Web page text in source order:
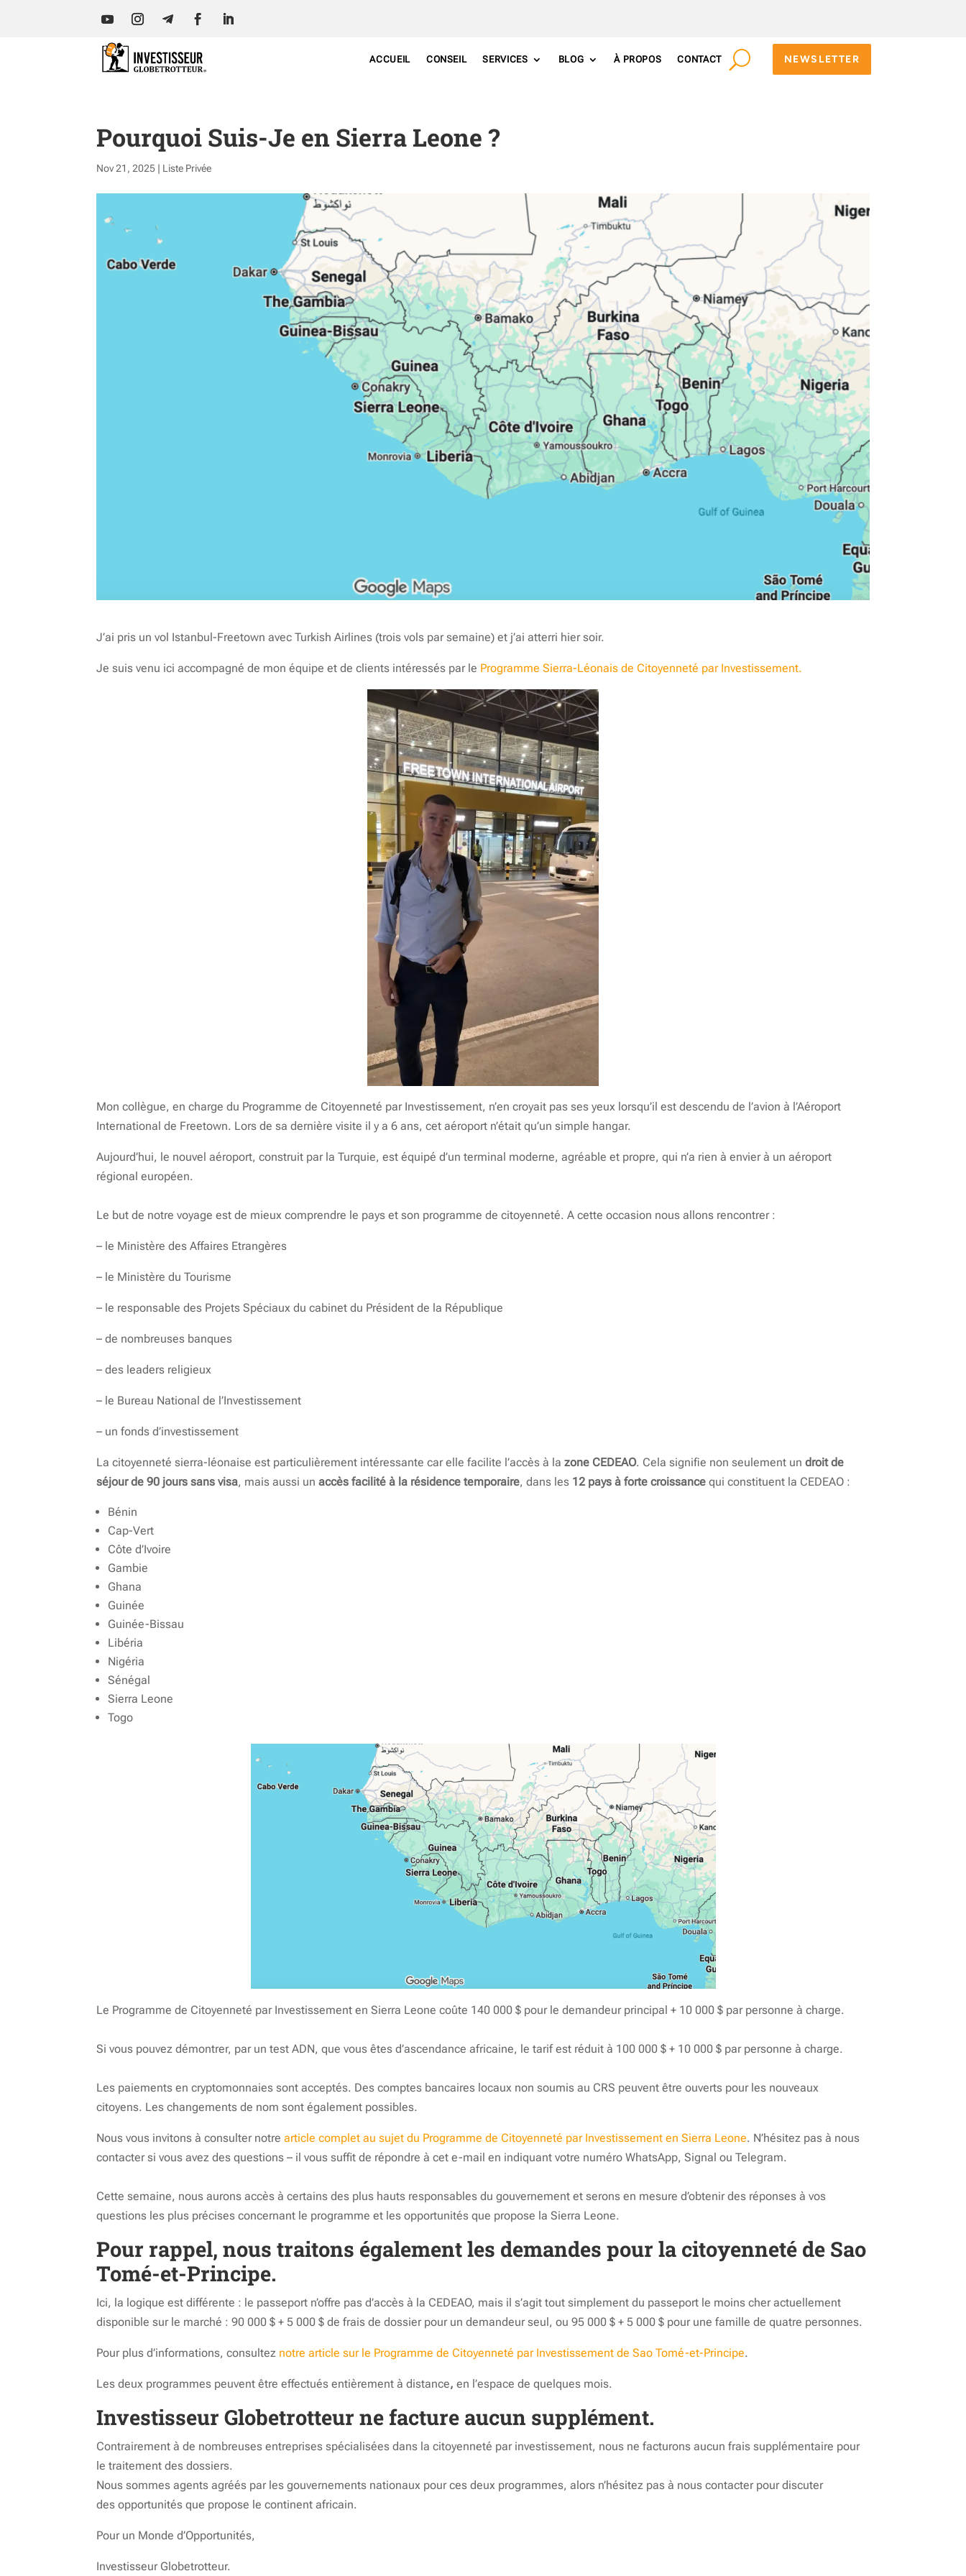
ACCUEIL CONSEIL SERVICES BLOG À PROPOS CONTACT NEWSLETTER
Pourquoi Suis-Je en Sierra Leone ?
Nov 21, 2025 | Liste Privée
J’ai pris un vol Istanbul-Freetown avec Turkish Airlines (trois vols par semaine) et j’ai atterri hier soir.
Je suis venu ici accompagné de mon équipe et de clients intéressés par le Programme Sierra-Léonais de Citoyenneté par Investissement.
Mon collègue, en charge du Programme de Citoyenneté par Investissement, n’en croyait pas ses yeux lorsqu’il est descendu de l’avion à l’Aéroport
International de Freetown. Lors de sa dernière visite il y a 6 ans, cet aéroport n’était qu’un simple hangar.
Aujourd’hui, le nouvel aéroport, construit par la Turquie, est équipé d’un terminal moderne, agréable et propre, qui n’a rien à envier à un aéroport
régional européen.
Le but de notre voyage est de mieux comprendre le pays et son programme de citoyenneté. A cette occasion nous allons rencontrer :
– le Ministère des Affaires Etrangères
– le Ministère du Tourisme
– le responsable des Projets Spéciaux du cabinet du Président de la République
– de nombreuses banques
– des leaders religieux
– le Bureau National de l’Investissement
– un fonds d’investissement
La citoyenneté sierra-léonaise est particulièrement intéressante car elle facilite l’accès à lazone CEDEAO. Cela signifie non seulement undroit de
séjour de 90 jours sans visa, mais aussi unaccès facilité à la résidence temporaire, dans les 12 pays à forte croissance qui constituent la CEDEAO :
Bénin
Cap-Vert
Côte d’Ivoire
Gambie
Ghana
Guinée
Guinée-Bissau
Libéria
Nigéria
Sénégal
Sierra Leone
Togo
Le Programme de Citoyenneté par Investissement en Sierra Leone coûte 140 000 $ pour le demandeur principal + 10 000 $ par personne à charge.
Si vous pouvez démontrer, par un test ADN, que vous êtes d’ascendance africaine, le tarif est réduit à 100 000 $ + 10 000 $ par personne à charge.
Les paiements en cryptomonnaies sont acceptés. Des comptes bancaires locaux non soumis au CRS peuvent être ouverts pour les nouveaux
citoyens. Les changements de nom sont également possibles.
Nous vous invitons à consulter notrearticle complet au sujet du Programme de Citoyenneté par Investissement en Sierra Leone. N’hésitez pas à nous
contacter si vous avez des questions – il vous suffit de répondre à cet e-mail en indiquant votre numéro WhatsApp, Signal ou Telegram.
Cette semaine, nous aurons accès à certains des plus hauts responsables du gouvernement et serons en mesure d’obtenir des réponses à vos
questions les plus précises concernant le programme et les opportunités que propose la Sierra Leone.
Pour rappel, nous traitons également les demandes pour la citoyenneté de Sao
Tomé-et-Principe.
Ici, la logique est différente : le passeport n’offre pas d’accès à la CEDEAO, mais il s’agit tout simplement du passeport le moins cher actuellement
disponible sur le marché : 90 000 $ + 5 000 $ de frais de dossier pour un demandeur seul, ou 95 000 $ + 5 000 $ pour une famille de quatre personnes.
Pour plus d’informations, consultez notre article sur le Programme de Citoyenneté par Investissement de Sao Tomé-et-Principe.
Les deux programmes peuvent être effectués entièrement à distance, en l’espace de quelques mois.
Investisseur Globetrotteur ne facture aucun supplément.
Contrairement à de nombreuses entreprises spécialisées dans la citoyenneté par investissement, nous ne facturons aucun frais supplémentaire pour
le traitement des dossiers.
Nous sommes agents agréés par les gouvernements nationaux pour ces deux programmes, alors n’hésitez pas à nous contacter pour discuter
des opportunités que propose le continent africain.
Pour un Monde d’Opportunités,
Investisseur Globetrotteur.